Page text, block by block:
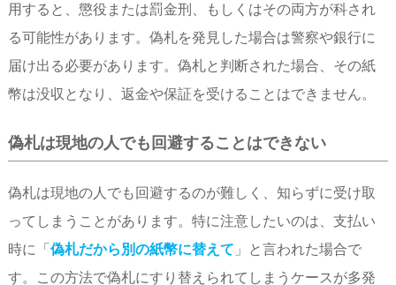
用すると、懲役または罰金刑、もしくはその両方が科され
る可能性があります。偽札を発見した場合は警察や銀行に
届け出る必要があります。偽札と判断された場合、その紙
幣は没収となり、返金や保証を受けることはできません。
偽札は現地の人でも回避することはできない
偽札は現地の人でも回避するのが難しく、知らずに受け取
ってしまうことがあります。特に注意したいのは、支払い
時に「 偽札だから別の紙幣に替えて 」と言われた場合で
す。この方法で偽札にすり替えられてしまうケースが多発